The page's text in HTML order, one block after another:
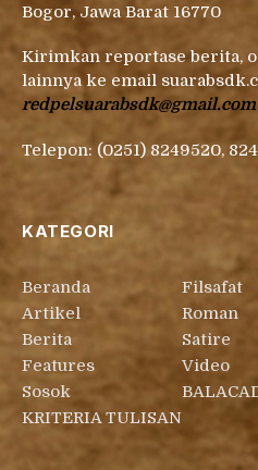
Bogor, Jawa Barat 16770
Kirimkan reportase berita,
lainnya ke email
redpelsuarabsdk@gmail.com
Telepon: (0251) 8249520,
KATEGORI
Beranda
Artikel
Berita
Features
Sosok
KRITERIA TULISAN
Filsafat
Roman
Satire
Video